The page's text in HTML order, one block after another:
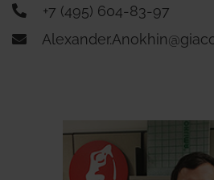
+7 (495) 604-83-97